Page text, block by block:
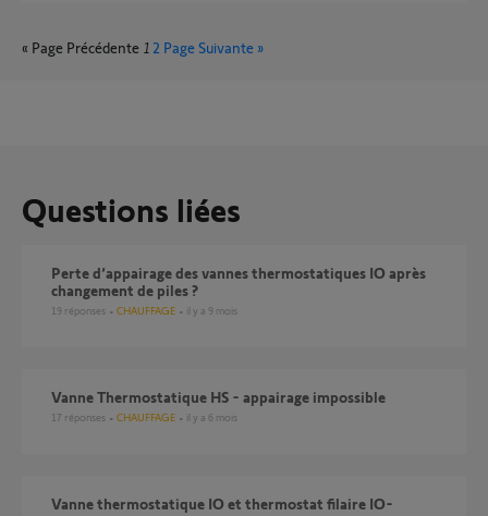
« Page Précédente 1 2 Page Suivante »
Questions liées
Perte d’appairage des vannes thermostatiques IO après
changement de piles ?
19 réponses CHAUFFAGE il y a 9 mois
Vanne Thermostatique HS - appairage impossible
17 réponses CHAUFFAGE il y a 6 mois
Vanne thermostatique IO et thermostat filaire IO-